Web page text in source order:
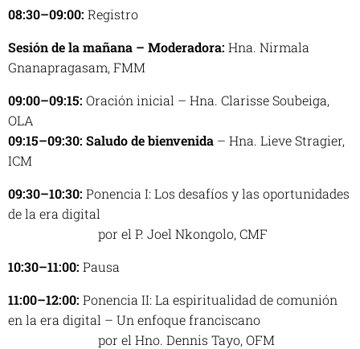
08:30–09:00: Registro
Sesión de la mañana – Moderadora: Hna. Nirmala
Gnanapragasam, FMM
09:00–09:15: Oración inicial – Hna. Clarisse Soubeiga,
OLA
09:15–09:30: Saludo de bienvenida – Hna. Lieve Stragier,
ICM
09:30–10:30: Ponencia I: Los desafíos y las oportunidades
de la era digital
por el P. Joel Nkongolo, CMF
10:30–11:00: Pausa
11:00–12:00: Ponencia II: La espiritualidad de comunión
en la era digital – Un enfoque franciscano
por el Hno. Dennis Tayo, OFM